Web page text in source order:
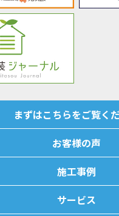
まずはこちらをご覧く
お客様の声
施工事例
サービス